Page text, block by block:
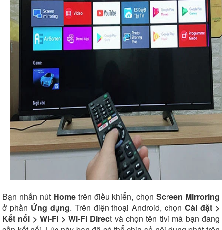
Bạn nhấn nút Hometrên điều khiển, chọn Screen Mirroring
ở phần Ứng dụng. Trên điện thoại Android, chọnCài đặt >
Kết nối > Wi-Fi > Wi-Fi Direct và chọn tên tivi mà bạn đang